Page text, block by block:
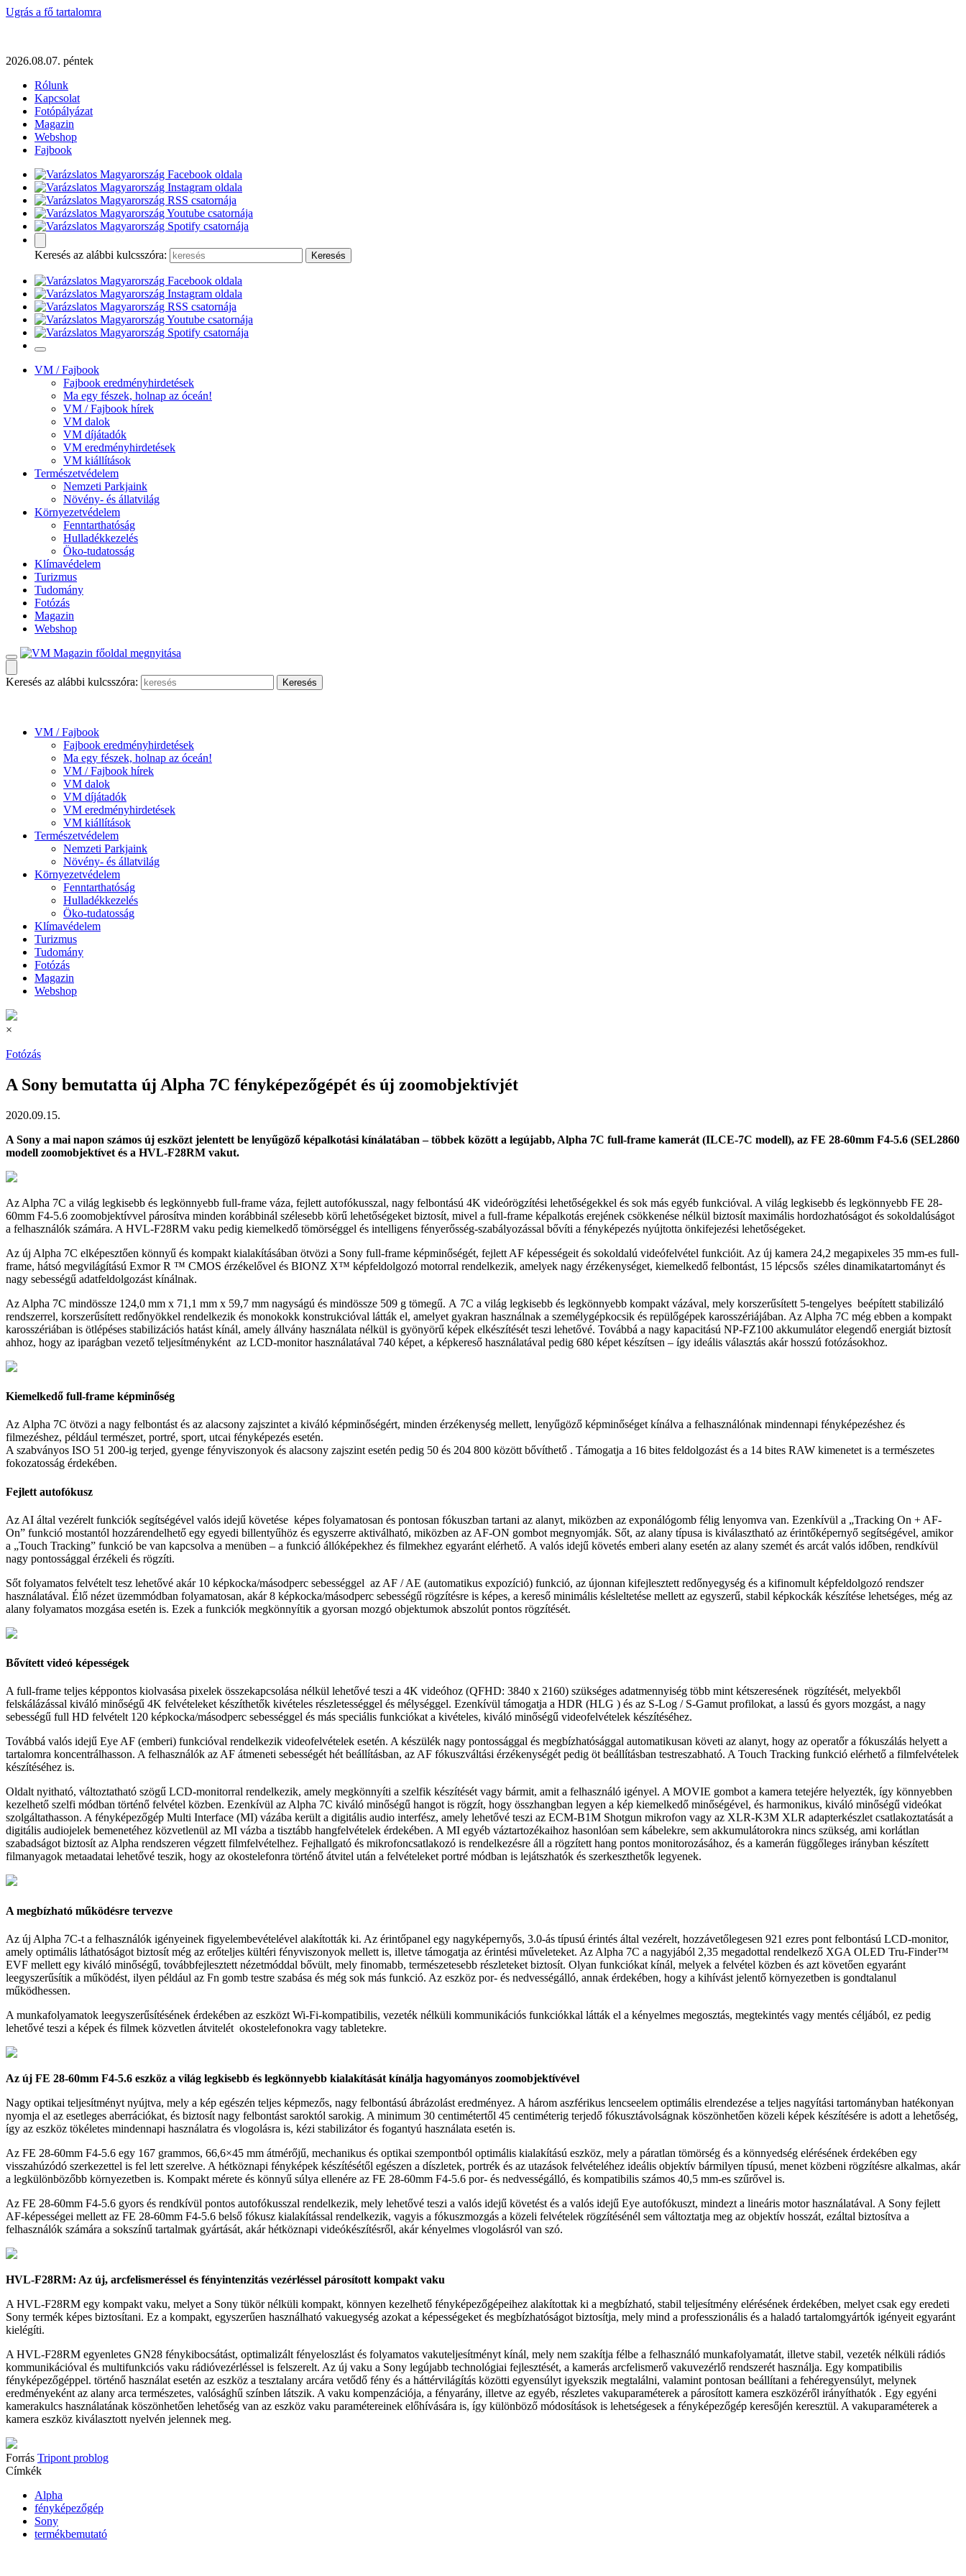
Ugrás a fő tartalomra
2026.08.07. péntek
Rólunk
Kapcsolat
Fotópályázat
Magazin
Webshop
Fajbook
Keresés az alábbi kulcsszóra:
VM / Fajbook
Fajbook eredményhirdetések
Ma egy fészek, holnap az óceán!
VM / Fajbook hírek
VM dalok
VM díjátadók
VM eredményhirdetések
VM kiállítások
Természetvédelem
Nemzeti Parkjaink
Növény- és állatvilág
Környezetvédelem
Fenntarthatóság
Hulladékkezelés
Öko-tudatosság
Klímavédelem
Turizmus
Tudomány
Fotózás
Magazin
Webshop
Keresés az alábbi kulcsszóra:
VM / Fajbook
Fajbook eredményhirdetések
Ma egy fészek, holnap az óceán!
VM / Fajbook hírek
VM dalok
VM díjátadók
VM eredményhirdetések
VM kiállítások
Természetvédelem
Nemzeti Parkjaink
Növény- és állatvilág
Környezetvédelem
Fenntarthatóság
Hulladékkezelés
Öko-tudatosság
Klímavédelem
Turizmus
Tudomány
Fotózás
Magazin
Webshop
×
Fotózás
A Sony bemutatta új Alpha 7C fényképezőgépét és új zoomobjektívjét
2020.09.15.
A Sony a mai napon számos új eszközt jelentett be lenyűgöző képalkotási kínálatában – többek között a legújabb, Alpha 7C full-frame kamerát (ILCE-7C modell), az FE 28-60mm F4-5.6 (SEL2860
modell zoomobjektívet és a HVL-F28RM vakut.
Az Alpha 7C a világ legkisebb és legkönnyebb full-frame váza, fejlett autofókusszal, nagy felbontású 4K videórögzítési lehetőségekkel és sok más egyéb funkcióval. A világ legkisebb és legkönnyebb FE 28-
60mm F4-5.6 zoomobjektívvel párosítva minden korábbinál szélesebb körű lehetőségeket biztosít, mivel a full-frame képalkotás erejének csökkenése nélkül biztosít maximális hordozhatóságot és sokoldalúságot
a felhasználók számára. A HVL-F28RM vaku pedig kiemelkedő tömörséggel és intelligens fényerősség-szabályozással bővíti a fényképezés nyújtotta önkifejezési lehetőségeket.
Az új Alpha 7C elképesztően könnyű és kompakt kialakításában ötvözi a Sony full-frame képminőségét, fejlett AF képességeit és sokoldalú videófelvétel funkcióit. Az új kamera 24,2 megapixeles 35 mm-es full-
frame, hátsó megvilágítású Exmor R ™ CMOS érzékelővel és BIONZ X™ képfeldolgozó motorral rendelkezik, amelyek nagy érzékenységet, kiemelkedő felbontást, 15 lépcsős széles dinamikatartományt és
nagy sebességű adatfeldolgozást kínálnak.
Az Alpha 7C mindössze 124,0 mm x 71,1 mm x 59,7 mm nagyságú és mindössze 509 g tömegű. A 7C a világ legkisebb és legkönnyebb kompakt vázával, mely korszerűsített 5-tengelyes beépített stabilizáló
rendszerrel, korszerűsített redőnyökkel rendelkezik és monokokk konstrukcióval látták el, amelyet gyakran használnak a személygépkocsik és repülőgépek karosszériájában. Az Alpha 7C még ebben a kompakt
karosszériában is ötlépéses stabilizációs hatást kínál, amely állvány használata nélkül is gyönyörű képek elkészítését teszi lehetővé. Továbbá a nagy kapacitású NP-FZ100 akkumulátor elegendő energiát biztosít
ahhoz, hogy az iparágban vezető teljesítményként az LCD-monitor használatával 740 képet, a képkereső használatával pedig 680 képet készítsen – így ideális választás akár hosszú fotózásokhoz.
Kiemelkedő full-frame képminőség
Az Alpha 7C ötvözi a nagy felbontást és az alacsony zajszintet a kiváló képminőségért, minden érzékenység mellett, lenyűgöző képminőséget kínálva a felhasználónak mindennapi fényképezéshez és
filmezéshez, például természet, portré, sport, utcai fényképezés esetén.
A szabványos ISO 51 200-ig terjed, gyenge fényviszonyok és alacsony zajszint esetén pedig 50 és 204 800 között bővíthető . Támogatja a 16 bites feldolgozást és a 14 bites RAW kimenetet is a természetes
fokozatosság érdekében.
Fejlett autofókusz
Az AI által vezérelt funkciók segítségével valós idejű követése képes folyamatosan és pontosan fókuszban tartani az alanyt, miközben az exponálógomb félig lenyomva van. Ezenkívül a „Tracking On + AF-
On” funkció mostantól hozzárendelhető egy egyedi billentyűhöz és egyszerre aktiválható, miközben az AF-ON gombot megnyomják. Sőt, az alany típusa is kiválasztható az érintőképernyő segítségével, amikor
a „Touch Tracking” funkció be van kapcsolva a menüben – a funkció állóképekhez és filmekhez egyaránt elérhető. A valós idejű követés emberi alany esetén az alany szemét és arcát valós időben, rendkívül
nagy pontossággal érzékeli és rögzíti.
Sőt folyamatos felvételt tesz lehetővé akár 10 képkocka/másodperc sebességgel az AF / AE (automatikus expozíció) funkció, az újonnan kifejlesztett redőnyegység és a kifinomult képfeldolgozó rendszer
használatával. Élő nézet üzemmódban folyamatosan, akár 8 képkocka/másodperc sebességű rögzítésre is képes, a kereső minimális késleltetése mellett az egyszerű, stabil képkockák készítése lehetséges, még az
alany folyamatos mozgása esetén is. Ezek a funkciók megkönnyítik a gyorsan mozgó objektumok abszolút pontos rögzítését.
Bővített videó képességek
A full-frame teljes képpontos kiolvasása pixelek összekapcsolása nélkül lehetővé teszi a 4K videóhoz (QFHD: 3840 x 2160) szükséges adatmennyiség több mint kétszeresének rögzítését, melyekből
felskálázással kiváló minőségű 4K felvételeket készíthetők kivételes részletességgel és mélységgel. Ezenkívül támogatja a HDR (HLG ) és az S-Log / S-Gamut profilokat, a lassú és gyors mozgást, a nagy
sebességű full HD felvételt 120 képkocka/másodperc sebességgel és más speciális funkciókat a kivételes, kiváló minőségű videofelvételek készítéséhez.
Továbbá valós idejű Eye AF (emberi) funkcióval rendelkezik videofelvételek esetén. A készülék nagy pontossággal és megbízhatósággal automatikusan követi az alanyt, hogy az operatőr a fókuszálás helyett a
tartalomra koncentrálhasson. A felhasználók az AF átmeneti sebességét hét beállításban, az AF fókuszváltási érzékenységét pedig öt beállításban testreszabható. A Touch Tracking funkció elérhető a filmfelvételek
készítéséhez is.
Oldalt nyitható, változtatható szögű LCD-monitorral rendelkezik, amely megkönnyíti a szelfik készítését vagy bármit, amit a felhasználó igényel. A MOVIE gombot a kamera tetejére helyezték, így könnyebben
kezelhető szelfi módban történő felvétel közben. Ezenkívül az Alpha 7C kiváló minőségű hangot is rögzít, hogy összhangban legyen a kép kiemelkedő minőségével, és harmonikus, kiváló minőségű videókat
szolgáltathasson. A fényképezőgép Multi Interface (MI) vázába került a digitális audio interfész, amely lehetővé teszi az ECM-B1M Shotgun mikrofon vagy az XLR-K3M XLR adapterkészlet csatlakoztatását a
digitális audiojelek bemenetéhez közvetlenül az MI vázba a tisztább hangfelvételek érdekében. A MI egyéb váztartozékaihoz hasonlóan sem kábelekre, sem akkumulátorokra nincs szükség, ami korlátlan
szabadságot biztosít az Alpha rendszeren végzett filmfelvételhez. Fejhallgató és mikrofoncsatlakozó is rendelkezésre áll a rögzített hang pontos monitorozásához, és a kamerán függőleges irányban készített
filmanyagok metaadatai lehetővé teszik, hogy az okostelefonra történő átvitel után a felvételeket portré módban is lejátszhatók és szerkeszthetők legyenek.
A megbízható működésre tervezve
Az új Alpha 7C-t a felhasználók igényeinek figyelembevételével alakították ki. Az érintőpanel egy nagyképernyős, 3.0-ás típusú érintés által vezérelt, hozzávetőlegesen 921 ezres pont felbontású LCD-monitor,
amely optimális láthatóságot biztosít még az erőteljes kültéri fényviszonyok mellett is, illetve támogatja az érintési műveleteket. Az Alpha 7C a nagyjából 2,35 megadottal rendelkező XGA OLED Tru-Finder™
EVF mellett egy kiváló minőségű, továbbfejlesztett nézetmóddal bővült, mely finomabb, természetesebb részleteket biztosít. Olyan funkciókat kínál, melyek a felvétel közben és azt követően egyaránt
leegyszerűsítik a működést, ilyen például az Fn gomb testre szabása és még sok más funkció. Az eszköz por- és nedvességálló, annak érdekében, hogy a kihívást jelentő környezetben is gondtalanul
működhessen.
A munkafolyamatok leegyszerűsítésének érdekében az eszközt Wi-Fi-kompatibilis, vezeték nélküli kommunikációs funkciókkal látták el a kényelmes megosztás, megtekintés vagy mentés céljából, ez pedig
lehetővé teszi a képek és filmek közvetlen átvitelét okostelefonokra vagy tabletekre.
Az új FE 28-60mm F4-5.6 eszköz a világ legkisebb és legkönnyebb kialakítását kínálja hagyományos zoomobjektívével
Nagy optikai teljesítményt nyújtva, mely a kép egészén teljes képmezős, nagy felbontású ábrázolást eredményez. A három aszférikus lencseelem optimális elrendezése a teljes nagyítási tartományban hatékonyan
nyomja el az esetleges aberrációkat, és biztosít nagy felbontást saroktól sarokig. A minimum 30 centimétertől 45 centiméterig terjedő fókusztávolságnak köszönhetően közeli képek készítésére is adott a lehetőség,
így az eszköz tökéletes mindennapi használatra és vlogolásra is, kézi stabilizátor és fogantyú használata esetén is.
Az FE 28-60mm F4-5.6 egy 167 grammos, 66,6×45 mm átmérőjű, mechanikus és optikai szempontból optimális kialakítású eszköz, mely a páratlan tömörség és a könnyedség elérésének érdekében egy
visszahúzódó szerkezettel is fel lett szerelve. A hétköznapi fényképek készítésétől egészen a díszletek, portrék és az utazások felvételéhez ideális objektív bármilyen típusú, menet közbeni rögzítésre alkalmas, akár
a legkülönbözőbb környezetben is. Kompakt mérete és könnyű súlya ellenére az FE 28-60mm F4-5.6 por- és nedvességálló, és kompatibilis számos 40,5 mm-es szűrővel is.
Az FE 28-60mm F4-5.6 gyors és rendkívül pontos autofókusszal rendelkezik, mely lehetővé teszi a valós idejű követést és a valós idejű Eye autofókuszt, mindezt a lineáris motor használatával. A Sony fejlett
AF-képességei mellett az FE 28-60mm F4-5.6 belső fókusz kialakítással rendelkezik, vagyis a fókuszmozgás a közeli felvételek rögzítésénél sem változtatja meg az objektív hosszát, ezáltal biztosítva a
felhasználók számára a sokszínű tartalmak gyártását, akár hétköznapi videókészítésről, akár kényelmes vlogolásról van szó.
HVL-F28RM: Az új, arcfelismeréssel és fényintenzitás vezérléssel párosított kompakt vaku
A HVL-F28RM egy kompakt vaku, melyet a Sony tükör nélküli kompakt, könnyen kezelhető fényképezőgépeihez alakítottak ki a megbízható, stabil teljesítmény elérésének érdekében, melyet csak egy eredeti
Sony termék képes biztosítani. Ez a kompakt, egyszerűen használható vakuegység azokat a képességeket és megbízhatóságot biztosítja, mely mind a professzionális és a haladó tartalomgyártók igényeit egyaránt
kielégíti.
A HVL-F28RM egyenletes GN28 fénykibocsátást, optimalizált fényeloszlást és folyamatos vakuteljesítményt kínál, mely nem szakítja félbe a felhasználó munkafolyamatát, illetve stabil, vezeték nélküli rádiós
kommunikációval és multifunkciós vaku rádióvezérléssel is felszerelt. Az új vaku a Sony legújabb technológiai fejlesztését, a kamerás arcfelismerő vakuvezérlő rendszerét használja. Egy kompatibilis
fényképezőgéppel. történő használat esetén az eszköz a tesztalany arcára vetődő fény és a háttérvilágítás közötti egyensúlyt igyekszik megtalálni, valamint pontosan beállítani a fehéregyensúlyt, melynek
eredményeként az alany arca természetes, valósághű színben látszik. A vaku kompenzációja, a fényarány, illetve az egyéb, részletes vakuparaméterek a párosított kamera eszközéről irányíthatók . Egy egyéni
kamerakulcs használatának köszönhetően lehetőség van az eszköz vaku paramétereinek előhívására is, így különböző módosítások is lehetségesek a fényképezőgép keresőjén keresztül. A vakuparaméterek a
kamera eszköz kiválasztott nyelvén jelennek meg.
Forrás Tripont problog
Címkék
Alpha
fényképezőgép
Sony
termékbemutató